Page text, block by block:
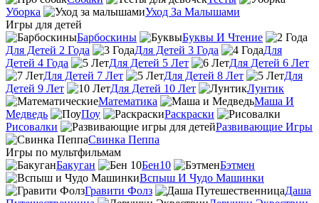
Уборка
Уход За Малышами
Игры для детей
Барбоскины
Буквы И Чтение
Для Детей 2 Года
Для Детей 3 Года
Для
Детей 4 Года
Для Детей 5 Лет
Для Детей 6 Лет
Для Детей 7 Лет
Для Детей 8 Лет
Для
Детей 9 Лет
Для Детей 10 Лет
Лунтик
Математика
Маша И
Медведь
Поу
Раскраски
Рисовалки
Развивающие Игры
Свинка Пеппа
Игры по мультфильмам
Бакуган
Бен10
Бэтмен
Вспыш И Чудо Машинки
Гравити Фолз
Даша